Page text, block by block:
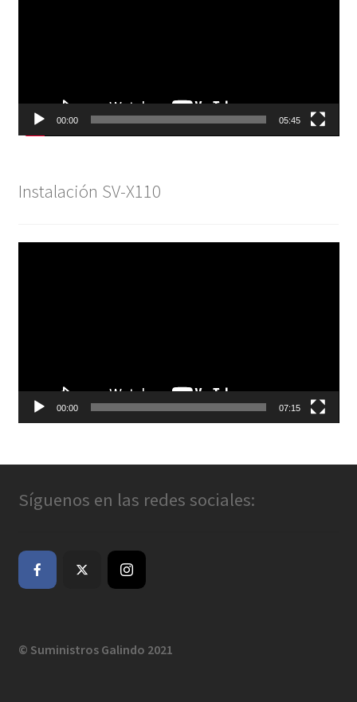
00:00 05:45
Instalación SV-X110
00:00 07:15
Síguenos en las redes sociales:
© Suministros Galindo 2021